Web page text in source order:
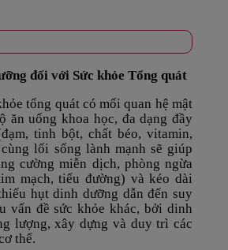
đối với Sức khỏe Tổng quát
tổng quát có mối quan hệ mật
ăn uống khoa học, đa dạng đầy
tinh bột, chất béo, vitamin,
lối sống lành mạnh sẽ giúp
cường miễn dịch, phòng ngừa
mạch, tiểu đường) và kéo dài
hụt dinh dưỡng dẫn đến suy
vấn đề sức khỏe khác, bởi dinh
lượng, xây dựng và duy trì các
thể.